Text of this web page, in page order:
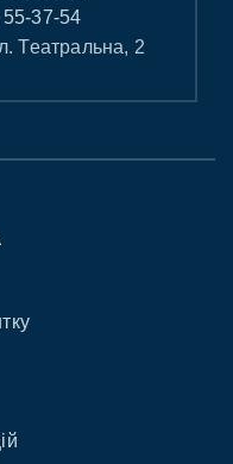
37-54
Театральна, 2